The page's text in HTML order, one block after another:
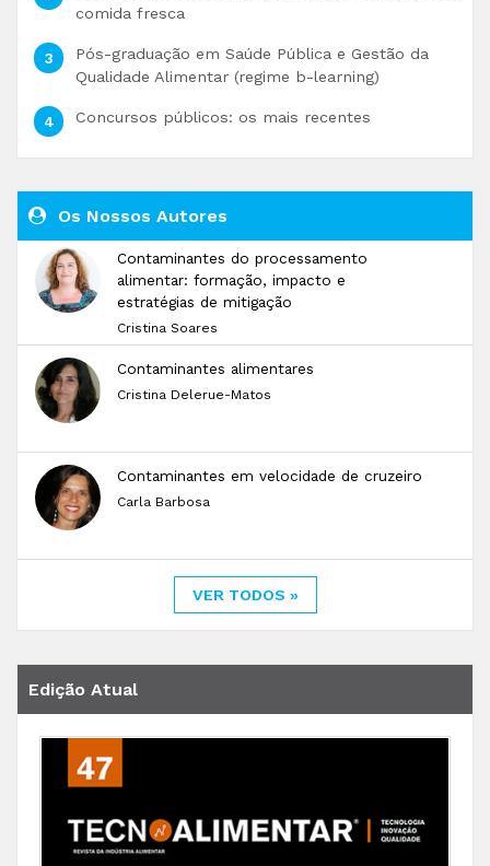
comida fresca
Pós-graduação em Saúde Pública e Gestão da
Qualidade Alimentar (regime b-learning)
Concursos públicos: os mais recentes
Os Nossos Autores
Contaminantes do processamento
alimentar: formação, impacto e
estratégias de mitigação
Cristina Soares
Contaminantes alimentares
Cristina Delerue-Matos
Contaminantes em velocidade de cruzeiro
Carla Barbosa
VER TODOS »
Edição Atual